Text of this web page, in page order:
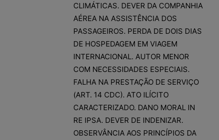
CLIMÁTICAS. DEVER DA COMPANHIA
AÉREA NA ASSISTÊNCIA DOS
PASSAGEIROS. PERDA DE DOIS DIAS
DE HOSPEDAGEM EM VIAGEM
INTERNACIONAL. AUTOR MENOR
COM NECESSIDADES ESPECIAIS.
FALHA NA PRESTAÇÃO DE SERVIÇO
(ART. 14 CDC). ATO ILÍCITO
CARACTERIZADO. DANO MORAL IN
RE IPSA. DEVER DE INDENIZAR.
OBSERVÂNCIA AOS PRINCÍPIOS DA